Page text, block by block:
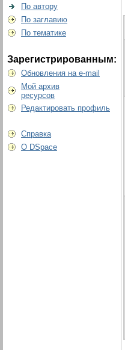
По автору
По заглавию
По тематике
Зарегистрированным:
Обновления на e-mail
Мой архив
ресурсов
Редактировать профиль
Справка
О DSpace